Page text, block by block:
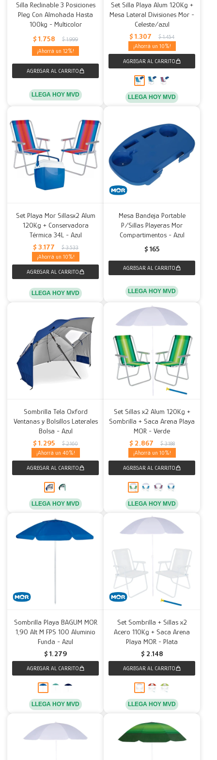
Silla Reclinable 3 Posiciones
Pleg Con Almohada Hasta
100kg - Multicolor
$ 1.758 $ 1.999
12
LLEGA HOY MVD
Set Silla Playa Alum 120Kg +
Mesa Lateral Divisiones Mor -
Celeste/azul
$ 1.307 $ 1.454
10
LLEGA HOY MVD
Set Playa Mor Sillasx2 Alum
120Kg + Conservadora
Térmica 34L - Azul
$ 3.177 $ 3.533
10
LLEGA HOY MVD
Mesa Bandeja Portable
P/Sillas Playeras Mor
Compartimentos - Azul
$ 165
LLEGA HOY MVD
Sombrilla Tela Oxford
Ventanas y Bolsillos Laterales
Bolsa - Azul
$ 1.295 $ 2.160
40
LLEGA HOY MVD
Set Sillas x2 Alum 120Kg +
Sombrilla + Saca Arena Playa
MOR - Verde
$ 2.867 $ 3.188
10
LLEGA HOY MVD
Sombrilla Playa BAGUM MOR
1,90 Alt M FPS 100 Aluminio
Funda - Azul
$ 1.279
LLEGA HOY MVD
Set Sombrilla + Sillas x2
Acero 110Kg + Saca Arena
Playa MOR - Plata
$ 2.148
LLEGA HOY MVD